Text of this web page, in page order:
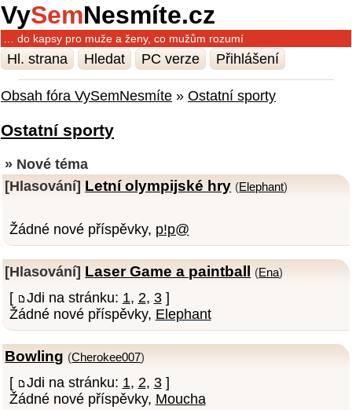
VySemNesmíte.cz
… do kapsy pro muže a ženy, co mužům rozumí
Hl. strana Hledat PC verze Přihlášení
Obsah fóra VySemNesmíte » Ostatní sporty
Ostatní sporty
» Nové téma
[Hlasování] Letní olympijské hry (Elephant)
Žádné nové příspěvky, p!p@
[Hlasování] Laser Game a paintball (Ena)
[ Jdi na stránku: 1, 2, 3]
Žádné nové příspěvky, Elephant
Bowling (Cherokee007)
[ Jdi na stránku: 1, 2, 3]
Žádné nové příspěvky, Moucha